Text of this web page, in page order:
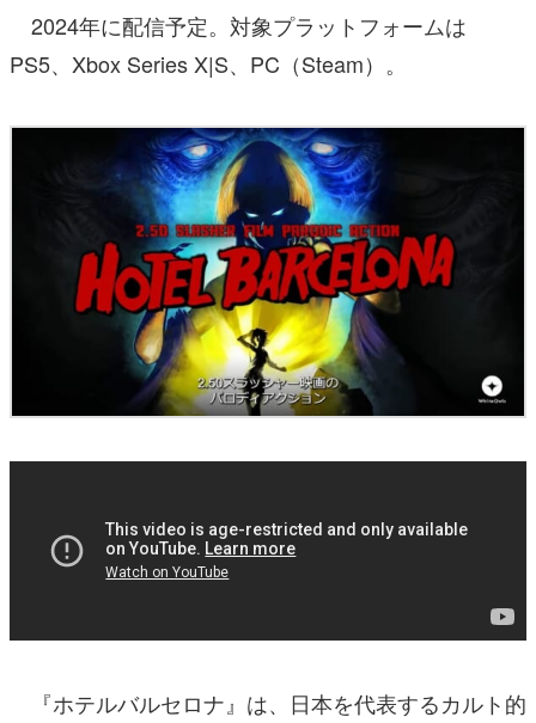
2024年に配信予定。対象プラットフォームは
PS5、Xbox Series X|S、PC（Steam）。
『ホテルバルセロナ』は、日本を代表するカルト的